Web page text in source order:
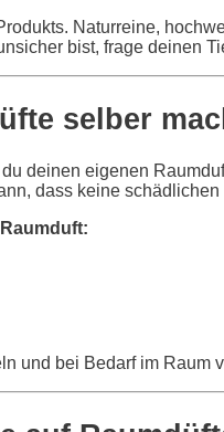
Naturreine,
bist, frage deinen
selber
deinen eigenen
dass keine
und bei Bedarf im Raum